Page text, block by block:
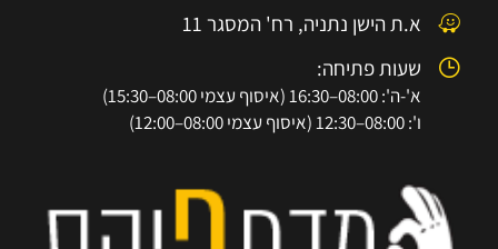
א.ת הישן נתניה, רח' המסגר 11
שעות פתיחה:
א'-ה': 08:00–16:30 (איסוף עצמי 08:00–15:30)
ו': 08:00–12:30 (איסוף עצמי 08:00–12:00)